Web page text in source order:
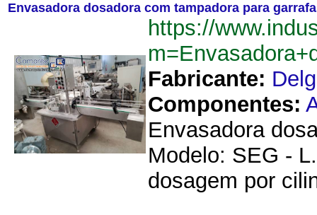
Envasadora dosadora com tampadora para
https://
Fabricante:
Componentes:
Envasadora
Modelo: SEG -
dosagem por